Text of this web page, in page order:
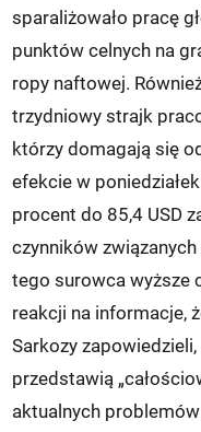
sparaliżowało pracę
punktów celnych na
ropy naftowej.
trzydniowy strajk
którzy domagają się
efekcie w
procent do 85,4 USD
czynników
tego surowca wyższe
reakcji na informacje,
Sarkozy
przedstawią
aktualnych